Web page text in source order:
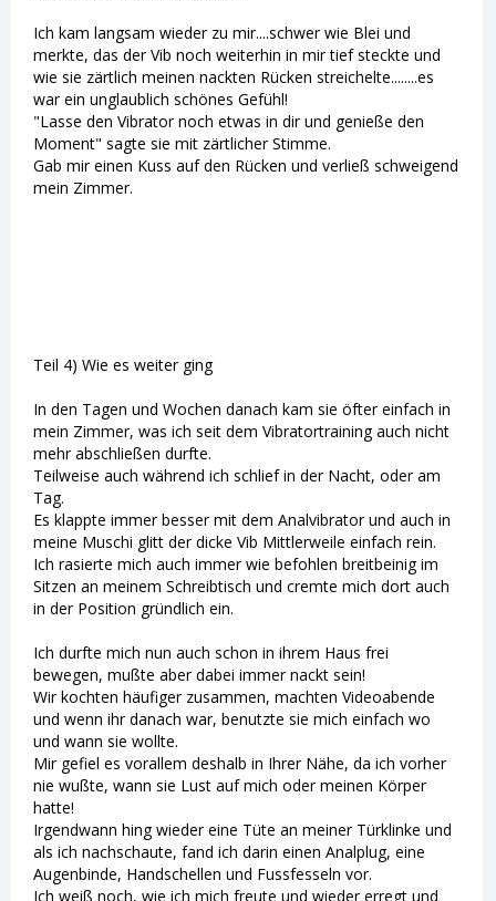
Ich kam langsam wieder zu mir....schwer wie Blei und
merkte, das der Vib noch weiterhin in mir tief steckte und
wie sie zärtlich meinen nackten Rücken streichelte........es
war ein unglaublich schönes Gefühl!
"Lasse den Vibrator noch etwas in dir und genieße den
Moment" sagte sie mit zärtlicher Stimme.
Gab mir einen Kuss auf den Rücken und verließ schweigend
mein Zimmer.
Teil 4) Wie es weiter ging
In den Tagen und Wochen danach kam sie öfter einfach in
mein Zimmer, was ich seit dem Vibratortraining auch nicht
mehr abschließen durfte.
Teilweise auch während ich schlief in der Nacht, oder am
Tag.
Es klappte immer besser mit dem Analvibrator und auch in
meine Muschi glitt der dicke Vib Mittlerweile einfach rein.
Ich rasierte mich auch immer wie befohlen breitbeinig im
Sitzen an meinem Schreibtisch und cremte mich dort auch
in der Position gründlich ein.
Ich durfte mich nun auch schon in ihrem Haus frei
bewegen, mußte aber dabei immer nackt sein!
Wir kochten häufiger zusammen, machten Videoabende
und wenn ihr danach war, benutzte sie mich einfach wo
und wann sie wollte.
Mir gefiel es vorallem deshalb in Ihrer Nähe, da ich vorher
nie wußte, wann sie Lust auf mich oder meinen Körper
hatte!
Irgendwann hing wieder eine Tüte an meiner Türklinke und
als ich nachschaute, fand ich darin einen Analplug, eine
Augenbinde, Handschellen und Fussfesseln vor.
Ich weiß noch, wie ich mich freute und wieder erregt und